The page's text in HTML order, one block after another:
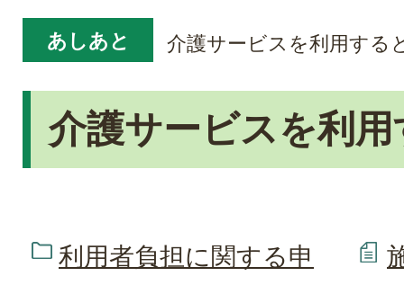
あしあと 介護サービスを利用する
介護サービスを利
利用者負担に関する申